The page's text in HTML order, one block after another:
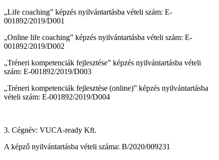
„Life coaching” képzés nyilvántartásba vételi szám: E-
001892/2019/D001
„Online life coaching” képzés nyilvántartásba vételi szám: E-
001892/2019/D002
„Tréneri kompetenciák fejlesztése” képzés nyilvántartásba vételi
szám: E-001892/2019/D003
„Tréneri kompetenciák fejlesztése (online)” képzés nyilvántartásba
vételi szám: E-001892/2019/D004
3. Cégnév: VUCA-ready Kft.
A képző nyilvántartásba vételi száma: B/2020/009231